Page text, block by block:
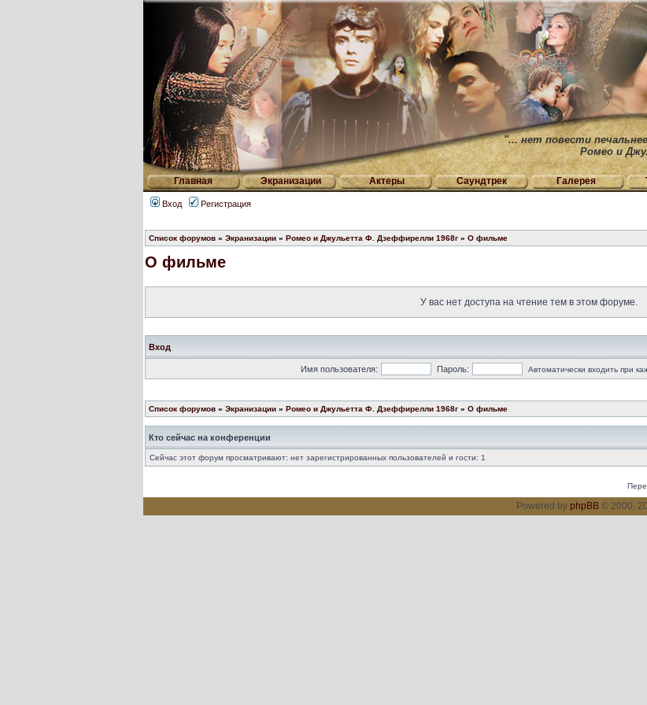
"... нет повести
Ромео и
Главная Экранизации Актеры Саундтрек Галерея
Вход Регистрация
Список форумов » Экранизации » Ромео и Джульетта Ф. Дзеффирелли 1968г » О фильме
О фильме
У вас нет доступа на чтение тем в этом форуме.
Вход
Имя пользователя: Пароль: Автоматически входить при
Список форумов » Экранизации » Ромео и Джульетта Ф. Дзеффирелли 1968г » О фильме
Кто сейчас на конференции
Сейчас этот форум просматривают: нет зарегистрированных пользователей и гости: 1
Powered by phpBB © 2000,